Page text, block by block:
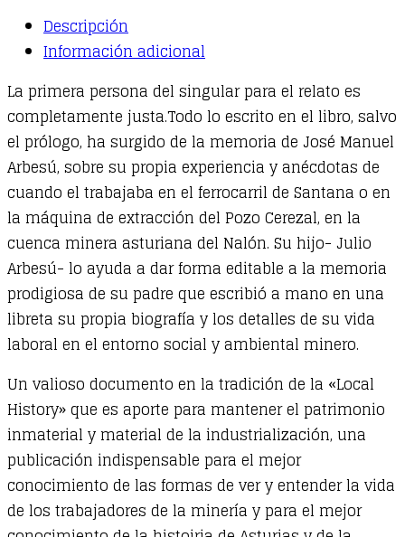
quantityDescripción
Información adicional
La primera persona del singular para el relato es
completamente justa.Todo lo escrito en el libro, salvo
el prólogo, ha surgido de la memoria de José Manuel
Arbesú, sobre su propia experiencia y anécdotas de
cuando el trabajaba en el ferrocarril de Santana o en
la máquina de extracción del Pozo Cerezal, en la
cuenca minera asturiana del Nalón. Su hijo- Julio
Arbesú- lo ayuda a dar forma editable a la memoria
prodigiosa de su padre que escribió a mano en una
libreta su propia biografía y los detalles de su vida
laboral en el entorno social y ambiental minero.
Un valioso documento en la tradición de la «Local
History» que es aporte para mantener el patrimonio
inmaterial y material de la industrialización, una
publicación indispensable para el mejor
conocimiento de las formas de ver y entender la vida
de los trabajadores de la minería y para el mejor